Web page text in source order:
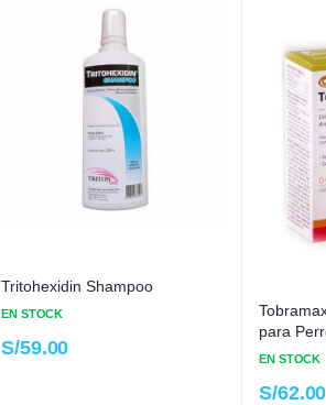
Tritohexidin Shampoo
EN STOCK
S/59.00
para
EN STOCK
S/62.00